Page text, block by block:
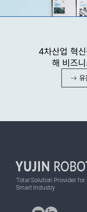
4차산업 혁
해 비즈
유
Total Solution Provider for
Smart Industry